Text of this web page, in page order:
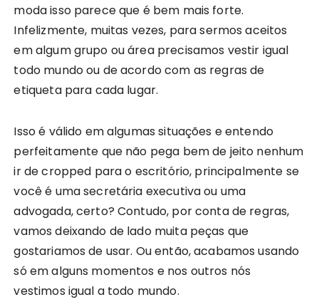
moda isso parece que é bem mais forte.
Infelizmente, muitas vezes, para sermos aceitos
em algum grupo ou área precisamos vestir igual
todo mundo ou de acordo com as regras de
etiqueta para cada lugar.
Isso é válido em algumas situações e entendo
perfeitamente que não pega bem de jeito nenhum
ir de cropped para o escritório, principalmente se
você é uma secretária executiva ou uma
advogada, certo? Contudo, por conta de regras,
vamos deixando de lado muita peças que
gostariamos de usar. Ou então, acabamos usando
só em alguns momentos e nos outros nós
vestimos igual a todo mundo.